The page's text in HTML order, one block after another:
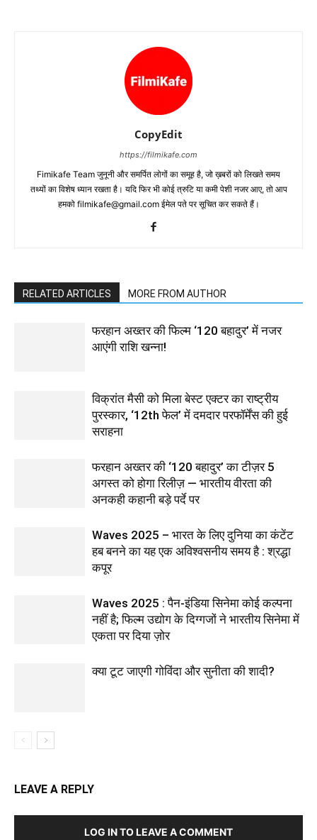
CopyEdit
https://filmikafe.com
Fimikafe Team जुनूनी और समर्पित लोगों का समूह है, जो ख़बरों को लिखते समय
तथ्‍यों का विशेष ध्‍यान रखता है। यदि फिर भी कोई त्रुटि या कमी पेशी नजर आए, तो आप
हमको filmikafe@gmail.com ईमेल पते पर सूचित कर सकते हैं।
RELATED ARTICLES MORE FROM AUTHOR
फरहान अख्तर की फिल्म ‘120 बहादुर’ में नजर
आएंगी राशि खन्ना!
विक्रांत मैसी को मिला बेस्ट एक्टर का राष्ट्रीय
पुरस्कार, ‘12th फेल’ में दमदार परफॉर्मेंस की हुई
सराहना
फरहान अख्तर की ‘120 बहादुर’ का टीज़र 5
अगस्त को होगा रिलीज़ — भारतीय वीरता की
अनकही कहानी बड़े पर्दे पर
Waves 2025 – भारत के लिए दुनिया का कंटेंट
हब बनने का यह एक अविश्वसनीय समय है : श्रद्धा
कपूर
Waves 2025 : पैन-इंडिया सिनेमा कोई कल्पना
नहीं है; फिल्म उद्योग के दिग्गजों ने भारतीय सिनेमा में
एकता पर दिया ज़ोर
क्या टूट जाएगी गोविंदा और सुनीता की शादी?
LEAVE A REPLY
LOG IN TO LEAVE A COMMENT